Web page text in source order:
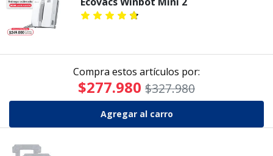
Compra estos artículos por:
$277.980 $327.980